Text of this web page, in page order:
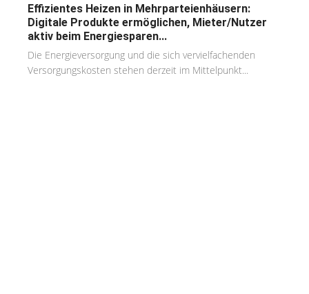
Effizientes Heizen in Mehrparteienhäusern:
Digitale Produkte ermöglichen, Mieter/Nutzer
aktiv beim Energiesparen...
Die Energieversorgung und die sich vervielfachenden
Versorgungskosten stehen derzeit im Mittelpunkt...